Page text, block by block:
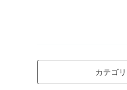
カテゴ